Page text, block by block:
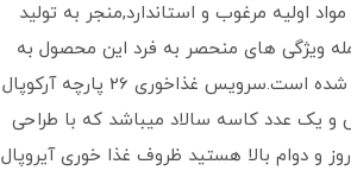
اولیه مرغوب و استاندارد,منجر به تولید
ویژگی های منحصر به فرد این محصول به
حساب می آیند که گروه تولیدی مقصود با اتکا به همین ویژگی ها موفق به صادرات این محصول به بیش از 10 کشور دنیا شده است.سرویس غذاخوری 26 پارچه آرکوپال
6 عدد پیش دستی میوه خوری , 6 عددپیاله و یک عدد دیس و یک عدد کاسه سالاد میباشد که با طراحی
به روز و دوام بالا هستید ظروف غذا خوری آیروپال